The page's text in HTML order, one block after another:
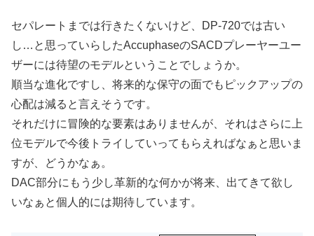
セパレートまでは行きたくないけど、DP-720では古い
し…と思っていらしたAccuphaseのSACDプレーヤーユー
ザーには待望のモデルということでしょうか。
順当な進化ですし、将来的な保守の面でもピックアップの
心配は減ると言えそうです。
それだけに冒険的な要素はありませんが、それはさらに上
位モデルで今後トライしていってもらえればなぁと思いま
すが、どうかなぁ。
DAC部分にもう少し革新的な何かが将来、出てきて欲し
いなぁと個人的には期待しています。